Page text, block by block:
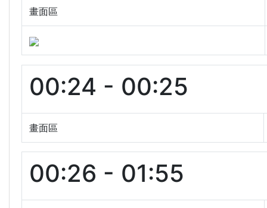
畫面區
00:24 - 00:25
畫面區
00:26 - 01:55